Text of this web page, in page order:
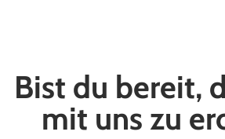
Bist du bereit,
mit uns zu